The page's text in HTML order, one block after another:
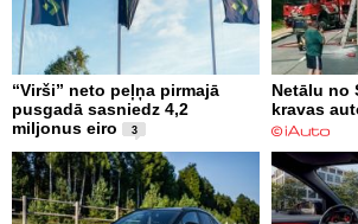
“Virši” neto peļņa pirmajā
pusgadā sasniedz 4,2
miljonus eiro
3
Netālu no
kravas